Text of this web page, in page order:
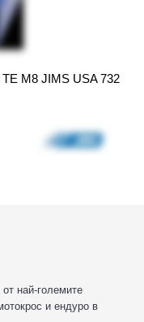
най-големите
и ендуро в
M8 JIMS USA 732